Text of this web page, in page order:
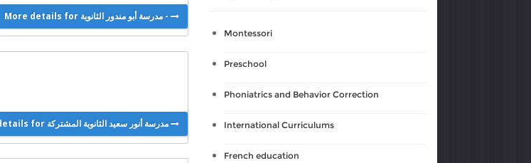
More details for مدرسة أبو مندور الثانوية -
More details for مدرسة أنور سعيد الثانوية المشتركة
Montessori
Preschool
Phoniatrics and Behavior Correction
International Curriculums
French education